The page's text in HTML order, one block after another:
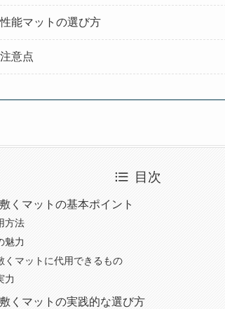
能マットの選び方
意点
目次
くマットの基本ポイント
方法
魅力
くマットに代用できるもの
力
くマットの実践的な選び方